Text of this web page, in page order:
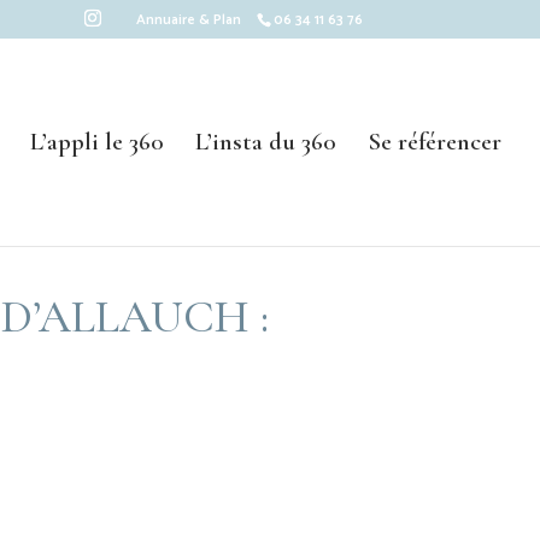
Annuaire & Plan 06 34 11 63 76
L’appli le 360 L’insta du 360 Se référencer
: